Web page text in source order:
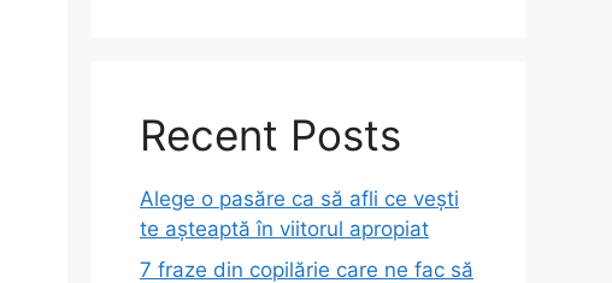
Recent Posts
Alege o pasăre ca să afli ce vești
te așteaptă în viitorul apropiat
7 fraze din copilărie care ne fac să